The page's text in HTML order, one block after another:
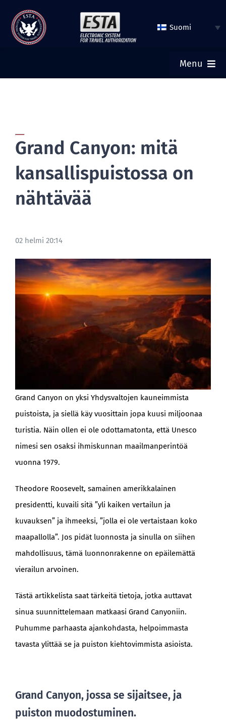
sisältöön
Suomi
Menu
TARKISTA ESTA:N TILA
LIIKEMATKA-TURISTIVIISUMI
BLOGI
Grand Canyon: mitä
kansallispuistossa on
nähtävää
02 helmi 20:14
Grand Canyon on yksi Yhdysvaltojen kauneimmista
puistoista, ja siellä käy vuosittain jopa kuusi miljoonaa
turistia. Näin ollen ei ole odottamatonta, että Unesco
nimesi sen osaksi ihmiskunnan maailmanperintöä
vuonna 1979.
Theodore Roosevelt, samainen amerikkalainen
presidentti, kuvaili sitä ”yli kaiken vertailun ja
kuvauksen” ja ihmeeksi, ”jolla ei ole vertaistaan koko
maapallolla”. Jos pidät luonnosta ja sinulla on siihen
mahdollisuus, tämä luonnonrakenne on epäilemättä
vierailun arvoinen.
Tästä artikkelista saat tärkeitä tietoja, jotka auttavat
sinua suunnittelemaan matkaasi Grand Canyoniin.
Puhumme parhaasta ajankohdasta, helpoimmasta
tavasta ylittää se ja puiston kiehtovimmista asioista.
Grand Canyon, jossa se sijaitsee, ja
puiston muodostuminen.